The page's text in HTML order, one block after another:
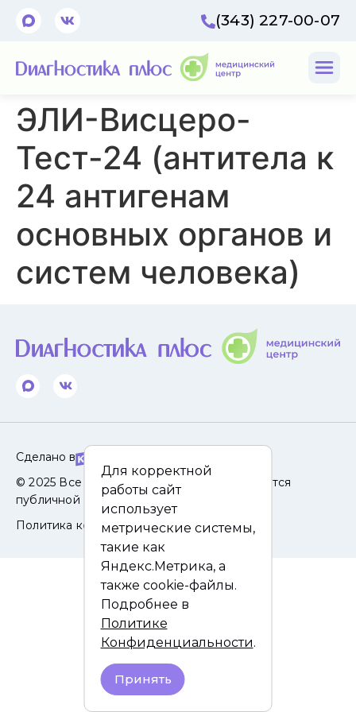
(343) 227-00-07
ЭЛИ-Висцеро-
Тест-24 (антитела к
24 антигенам
основных органов и
систем человека)
Сделано в
© 2025 Все права защищены. Сайт не является
публичной офертой.
Политика конфиденциальности
Для корректной
работы сайт
использует
метрические системы,
такие как
Яндекс.Метрика, а
также cookie-файлы.
Подробнее в
Политике
Конфиденциальности.
Принять